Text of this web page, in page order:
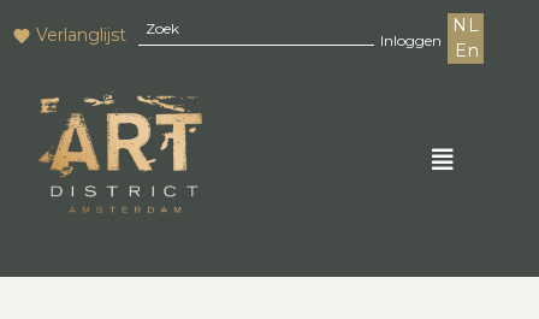
Verlanglijst Inloggen
NL
En